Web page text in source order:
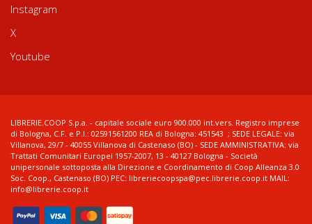
Instagram
X
Youtube
LIBRERIE.COOP S.p.a. - capitale sociale euro 900.000 int.vers. Registro imprese
di Bologna, C.F. e P.I.: 02591561200 REA di Bologna: 451543 ; SEDE LEGALE: via
Villanova, 29/7 - 40055 Villanova di Castenaso (BO) - SEDE AMMINISTRATIVA: via
Trattati Comunitari Europei 1957-2007, 13 - 40127 Bologna - Società
unipersonale sottoposta alla Direzione e Coordinamento di Coop Alleanza 3.0
Soc. Coop., Castenaso (BO) PEC: libreriecoopspa@pec.librerie.coop.it MAIL:
info@librerie.coop.it